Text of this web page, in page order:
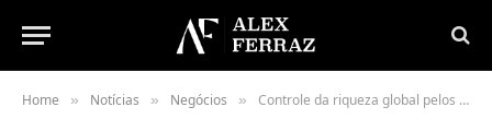
Home » Notícias » Negócios » Controle da riqueza global pelos Millennials irá revolucionar o mercado de investimentos